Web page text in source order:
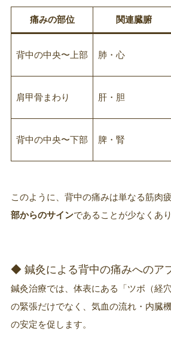
痛みの部位 関連臓腑
背中の中央〜上部 肺・心
肩甲骨まわり 肝・胆
背中の中央〜下部 脾・腎
このように、背中の痛みは単なる筋肉
部からのサインであることが少なくあ
◆ 鍼灸による背中の痛みへのア
鍼灸治療では、体表にある「ツボ（経
の緊張だけでなく、気血の流れ・内臓
の安定を促します。